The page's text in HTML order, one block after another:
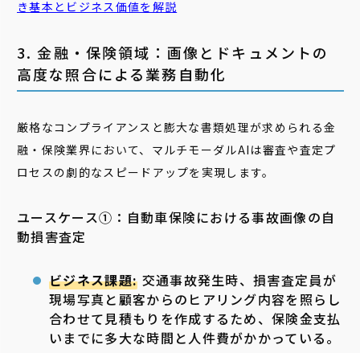
き基本とビジネス価値を解説
3. 金融・保険領域：画像とドキュメントの
高度な照合による業務自動化
厳格なコンプライアンスと膨大な書類処理が求められる金
融・保険業界において、マルチモーダルAIは審査や査定プ
ロセスの劇的なスピードアップを実現します。
ユースケース➀：自動車保険における事故画像の自
動損害査定
ビジネス課題: 交通事故発生時、損害査定員が
現場写真と顧客からのヒアリング内容を照らし
合わせて見積もりを作成するため、保険金支払
いまでに多大な時間と人件費がかかっている。